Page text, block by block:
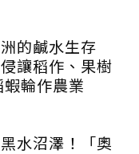
的鹹水生存
讓稻作、果樹
輪作農業
水沼澤！「奧